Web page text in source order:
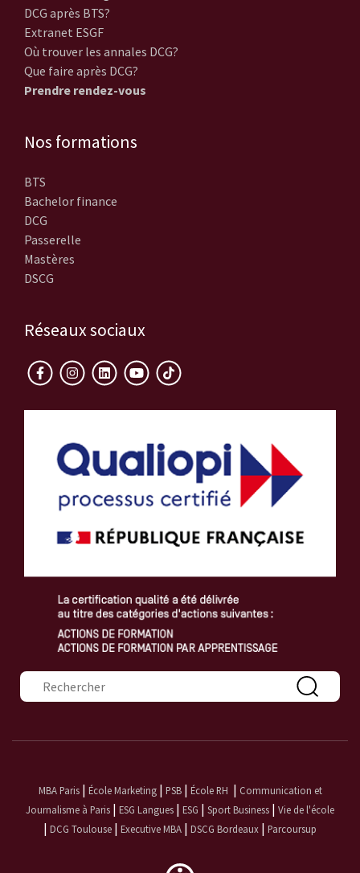
DCG après BTS?
Extranet ESGF
Où trouver les annales DCG?
Que faire après DCG?
Prendre rendez-vous
Nos formations
BTS
Bachelor finance
DCG
Passerelle
Mastères
DSCG
Réseaux sociaux
Formulaire de recherche
MBA Paris| École Marketing| PSB| École RH | Communication et
Journalisme à Paris | ESG Langues | ESG | Sport Business | Vie de l'école
| DCG Toulouse | Executive MBA | DSCG Bordeaux | Parcoursup